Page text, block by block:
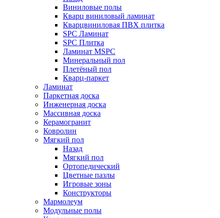
Виниловые полы
Кварц виниловый ламинат
Кварцвиниловая ПВХ плитка
SPC Ламинат
SPC Плитка
Ламинат MSPC
Минеральный пол
Плетёный пол
Кварц-паркет
Ламинат
Паркетная доска
Инженерная доска
Массивная доска
Керамогранит
Ковролин
Мягкий пол
Назад
Мягкий пол
Ортопедический
Цветные пазлы
Игровые зоны
Конструкторы
Мармолеум
Модульные полы